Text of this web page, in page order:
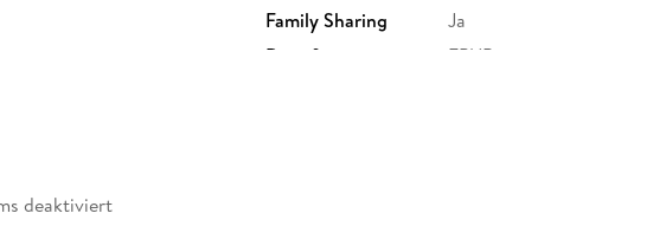
Family Sharing
Ja
Dateiformat
EPUB
deaktiviert